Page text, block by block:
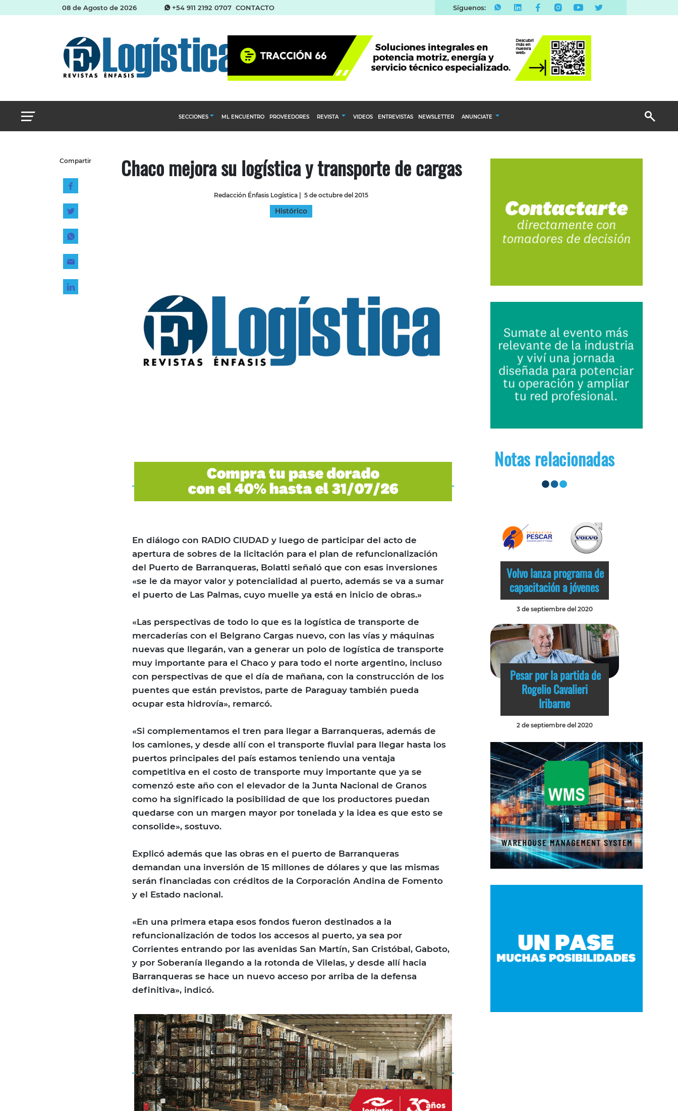
08 de Agosto de 2026 +54 911 2192 0707 CONTACTO Síguenos:
SECCIONES
Almacenes e inventarios
Logística y distribución
ML ENCUENTRO PROVEEDORES REVISTA VIDEOS ENTREVISTAS NEWSLETTER ANUNCIATE
Email Marketing
Compartir Chaco mejora su logística y transporte de cargas
Redacción Énfasis Logística 5 de octubre del 2015
Histórico
En diálogo con RADIO CIUDAD y luego de participar del acto de
apertura de sobres de la licitación para el plan de refuncionalización
del Puerto de Barranqueras, Bolatti señaló que con esas inversiones
«se le da mayor valor y potencialidad al puerto, además se va a sumar
el puerto de Las Palmas, cuyo muelle ya está en inicio de obras.»
«Las perspectivas de todo lo que es la logística de transporte de
mercaderías con el Belgrano Cargas nuevo, con las vías y máquinas
nuevas que llegarán, van a generar un polo de logística de transporte
muy importante para el Chaco y para todo el norte argentino, incluso
con perspectivas de que el día de mañana, con la construcción de los
puentes que están previstos, parte de Paraguay también pueda
ocupar esta hidrovía», remarcó.
«Si complementamos el tren para llegar a Barranqueras, además de
los camiones, y desde allí con el transporte fluvial para llegar hasta los
puertos principales del país estamos teniendo una ventaja
competitiva en el costo de transporte muy importante que ya se
comenzó este año con el elevador de la Junta Nacional de Granos
como ha significado la posibilidad de que los productores puedan
quedarse con un margen mayor por tonelada y la idea es que esto se
consolide», sostuvo.
Explicó además que las obras en el puerto de Barranqueras
demandan una inversión de 15 millones de dólares y que las mismas
serán financiadas con créditos de la Corporación Andina de Fomento
y el Estado nacional.
«En una primera etapa esos fondos fueron destinados a la
refuncionalización de todos los accesos al puerto, ya sea por
Corrientes entrando por las avenidas San Martín, San Cristóbal, Gaboto,
y por Soberanía llegando a la rotonda de Vilelas, y desde allí hacia
Barranqueras se hace un nuevo acceso por arriba de la defensa
definitiva», indicó.
Notas relacionadas
Volvo lanza programa de
capacitación a jóvenes
3 de septiembre del 2020
Pesar por la partida de
Rogelio Cavalieri
Iribarne
2 de septiembre del 2020